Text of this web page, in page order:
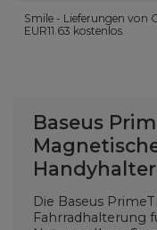
Smile - Lieferungen von
EUR11.63 kostenlos.
Baseus
Die Baseus
Fahrradhalterung